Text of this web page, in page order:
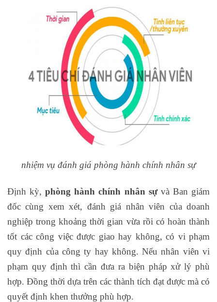
nhiệm vụ đánh giá phòng hành chính nhân sự
Định kỳ,phòng hành chính nhân sựvà Ban giám
đốc cùng xem xét, đánh giá nhân viên của doanh
nghiệp trong khoảng thời gian vừa rồi có hoàn thành
tốt các công việc được giao hay không, có vi phạm
quy định của công ty hay không. Nếu nhân viên vi
phạm quy định thì cần đưa ra biện pháp xử lý phù
hợp. Đồng thời dựa trên các thành tích đạt được mà có
quyết định khen thưởng phù hợp.